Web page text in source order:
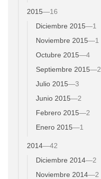
2015—16
Diciembre 2015—1
Noviembre 2015—1
Octubre 2015—4
Septiembre 2015—2
Julio 2015—3
Junio 2015—2
Febrero 2015—2
Enero 2015—1
2014—42
Diciembre 2014—2
Noviembre 2014—2